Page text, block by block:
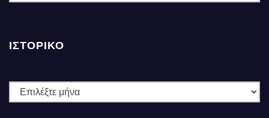
ΙΣΤΟΡΙΚΌ
Ιστορικό